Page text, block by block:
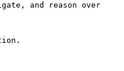
and reason over